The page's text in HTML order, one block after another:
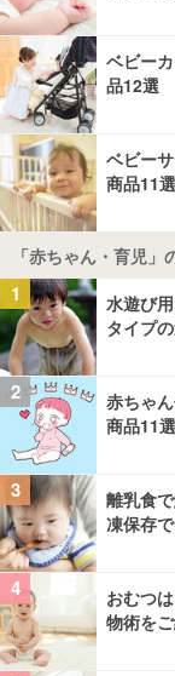
ベビー
品12選
ベビー
商品11選
「赤ちゃん・育児
1
水遊び
タイプ
2
赤ちゃ
商品11選
3
離乳食
凍保存
4
おむつ
物術を